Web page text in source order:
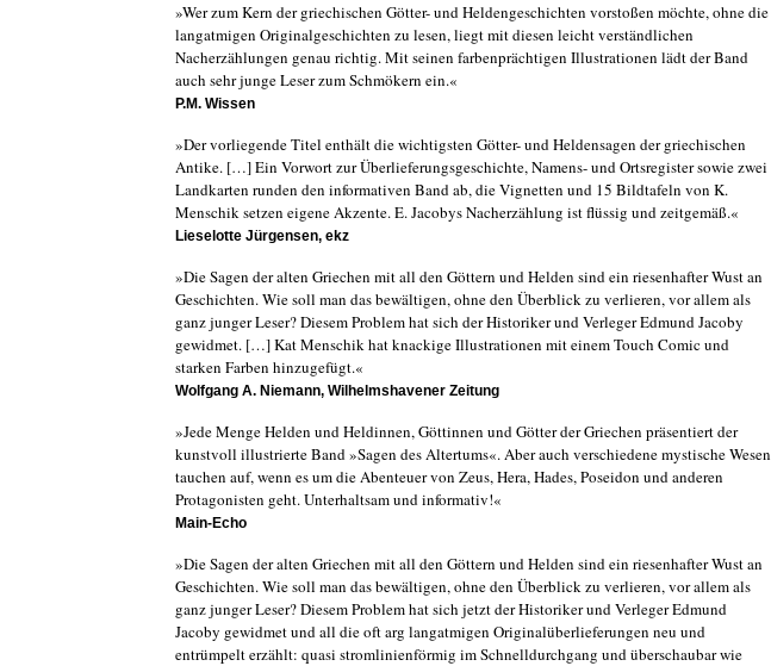
»Wer zum Kern der griechischen Götter- und Heldengeschichten vorstoßen möchte, ohne die
langatmigen Originalgeschichten zu lesen, liegt mit diesen leicht verständlichen
Nacherzählungen genau richtig. Mit seinen farbenprächtigen Illustrationen lädt der Band
auch sehr junge Leser zum Schmökern ein.«
P.M. Wissen
»Der vorliegende Titel enthält die wichtigsten Götter- und Heldensagen der griechischen
Antike. […] Ein Vorwort zur Überlieferungsgeschichte, Namens- und Ortsregister sowie zwei
Landkarten runden den informativen Band ab, die Vignetten und 15 Bildtafeln von K.
Menschik setzen eigene Akzente. E. Jacobys Nacherzählung ist flüssig und zeitgemäß.«
Lieselotte Jürgensen, ekz
»Die Sagen der alten Griechen mit all den Göttern und Helden sind ein riesenhafter Wust an
Geschichten. Wie soll man das bewältigen, ohne den Überblick zu verlieren, vor allem als
ganz junger Leser? Diesem Problem hat sich der Historiker und Verleger Edmund Jacoby
gewidmet. […] Kat Menschik hat knackige Illustrationen mit einem Touch Comic und
starken Farben hinzugefügt.«
Wolfgang A. Niemann, Wilhelmshavener Zeitung
»Jede Menge Helden und Heldinnen, Göttinnen und Götter der Griechen präsentiert der
kunstvoll illustrierte Band »Sagen des Altertums«. Aber auch verschiedene mystische Wesen
tauchen auf, wenn es um die Abenteuer von Zeus, Hera, Hades, Poseidon und anderen
Protagonisten geht. Unterhaltsam und informativ!«
Main-Echo
»Die Sagen der alten Griechen mit all den Göttern und Helden sind ein riesenhafter Wust an
Geschichten. Wie soll man das bewältigen, ohne den Überblick zu verlieren, vor allem als
ganz junger Leser? Diesem Problem hat sich jetzt der Historiker und Verleger Edmund
Jacoby gewidmet und all die oft arg langatmigen Originalüberlieferungen neu und
entrümpelt erzählt: quasi stromlinienförmig im Schnelldurchgang und überschaubar wie